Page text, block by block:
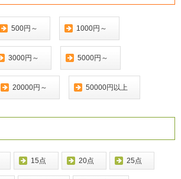
500円～ 1000円～
3000円～ 5000円～
20000円～ 50000円以上
15点 20点 25点